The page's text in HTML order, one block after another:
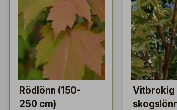
Rödlönn (150-
250 cm)
Vitbrokig